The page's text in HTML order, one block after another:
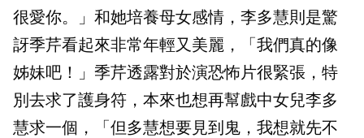
很愛你。」和她培養母女感情，李多慧則是驚
訝季芹看起來非常年輕又美麗，「我們真的像
姊妹吧！」季芹透露對於演恐怖片很緊張，特
別去求了護身符，本來也想再幫戲中女兒李多
慧求一個，「但多慧想要見到鬼，我想就先不